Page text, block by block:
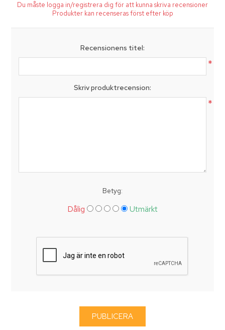
Du måste logga in/registrera dig för att kunna skriva recensioner
Produkter kan recenseras först efter köp
Recensionens titel:
*
Skriv produktrecension:
*
Betyg:
Dålig Utmärkt